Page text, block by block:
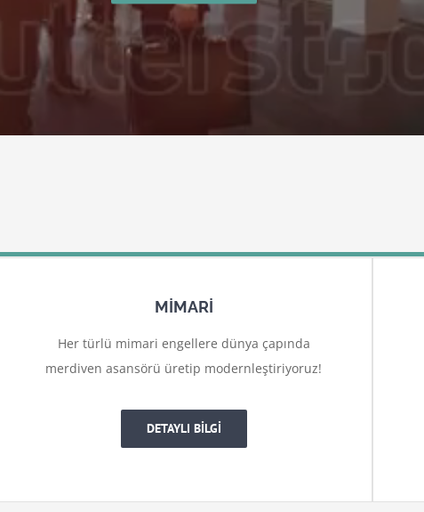
MİMARİ
Her türlü mimari engellere dünya çapında
merdiven asansörü üretip modernleştiriyoruz!
DETAYLI BİLGİ